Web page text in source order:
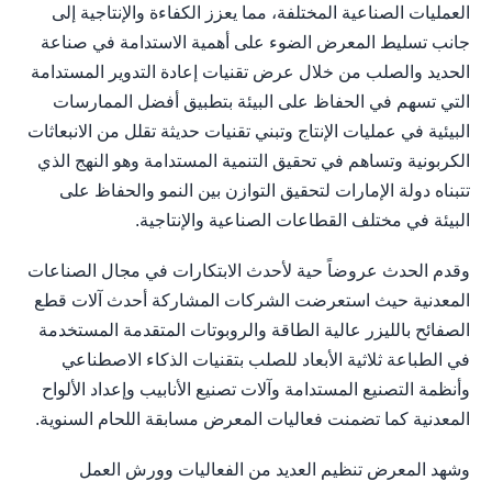
العمليات الصناعية المختلفة، مما يعزز الكفاءة والإنتاجية إلى
جانب تسليط المعرض الضوء على أهمية الاستدامة في صناعة
الحديد والصلب من خلال عرض تقنيات إعادة التدوير المستدامة
التي تسهم في الحفاظ على البيئة بتطبيق أفضل الممارسات
البيئية في عمليات الإنتاج وتبني تقنيات حديثة تقلل من الانبعاثات
الكربونية وتساهم في تحقيق التنمية المستدامة وهو النهج الذي
تتبناه دولة الإمارات لتحقيق التوازن بين النمو والحفاظ على
البيئة في مختلف القطاعات الصناعية والإنتاجية.
وقدم الحدث عروضاً حية لأحدث الابتكارات في مجال الصناعات
المعدنية حيث استعرضت الشركات المشاركة أحدث آلات قطع
الصفائح بالليزر عالية الطاقة والروبوتات المتقدمة المستخدمة
في الطباعة ثلاثية الأبعاد للصلب بتقنيات الذكاء الاصطناعي
وأنظمة التصنيع المستدامة وآلات تصنيع الأنابيب وإعداد الألواح
المعدنية كما تضمنت فعاليات المعرض مسابقة اللحام السنوية.
وشهد المعرض تنظيم العديد من الفعاليات وورش العمل